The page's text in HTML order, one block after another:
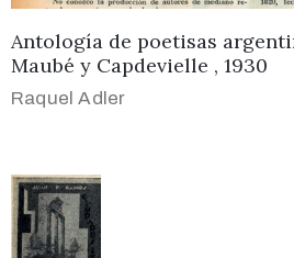
Antología de poetisas
Maubé y Capdevielle , 1930
Raquel Adler